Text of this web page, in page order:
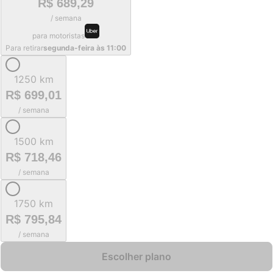
R$ 689,29
/ semana
para motoristas
Para retirarsegunda-feira às 11:00
1250 km
R$ 699,01
/ semana
1500 km
R$ 718,46
/ semana
1750 km
R$ 795,84
/ semana
Escolher plano